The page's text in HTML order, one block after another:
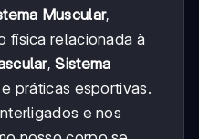
Muscular,
física relacionada à
,Sistema
práticas esportivas.
e nos